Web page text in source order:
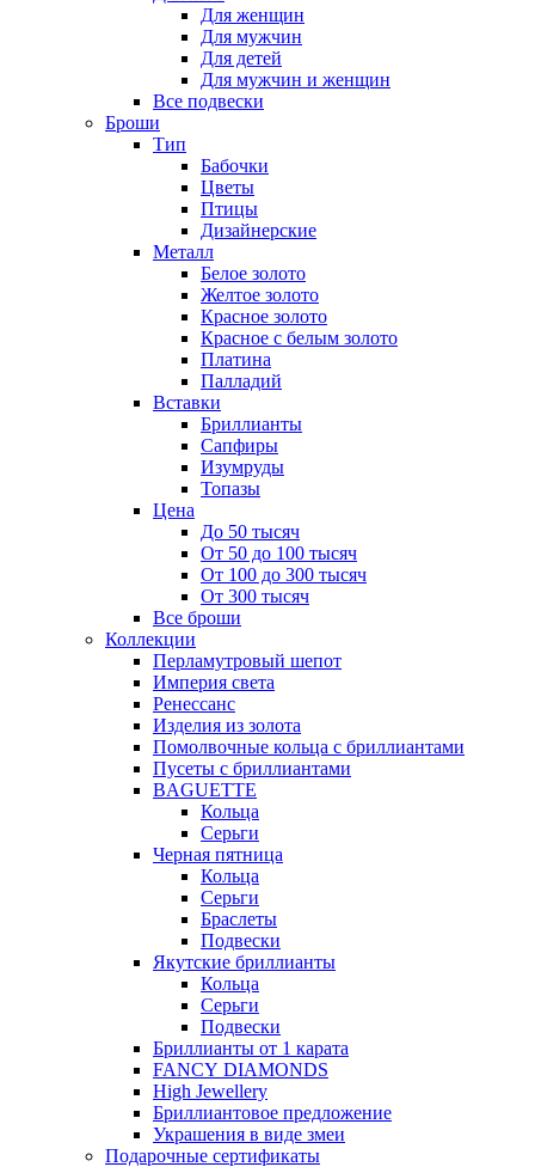
Для женщин
Для мужчин
Для детей
Для мужчин и женщин
Все подвески
Броши
Тип
Бабочки
Цветы
Птицы
Дизайнерские
Металл
Белое золото
Желтое золото
Красное золото
Красное с белым золото
Платина
Палладий
Вставки
Бриллианты
Сапфиры
Изумруды
Топазы
Цена
До 50 тысяч
От 50 до 100 тысяч
От 100 до 300 тысяч
От 300 тысяч
Все броши
Коллекции
Перламутровый шепот
Империя света
Ренессанс
Изделия из золота
Помолвочные кольца с бриллиантами
Пусеты с бриллиантами
BAGUETTE
Кольца
Серьги
Черная пятница
Кольца
Серьги
Браслеты
Подвески
Якутские бриллианты
Кольца
Серьги
Подвески
Бриллианты от 1 карата
FANCY DIAMONDS
High Jewellery
Бриллиантовое предложение
Украшения в виде змеи
Подарочные сертификаты